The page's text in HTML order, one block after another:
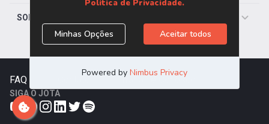
SOBRE O JOTA
FAQ Trabalhe Conosco
SIGA O JOTA